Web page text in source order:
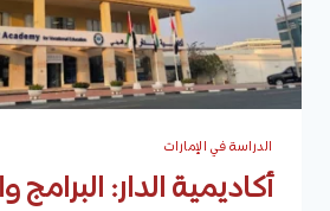
الدراسة في الإمارات
أكاديمية الدار: البرامج